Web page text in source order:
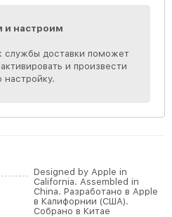
настроим
службы доставки поможет
и произвести
настройку.
Designed by Apple in
California. Assembled in
China. Разработано в Apple
в Калифорнии (США).
Собрано в Китае